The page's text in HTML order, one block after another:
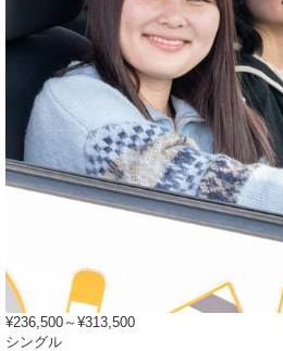
¥236,500～¥313,500
シングル